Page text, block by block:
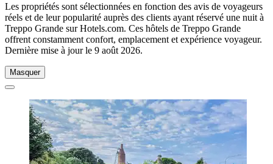
Les propriétés sont sélectionnées en fonction des avis de voyageurs
réels et de leur popularité auprès des clients ayant réservé une nuit à
Treppo Grande sur Hotels.com. Ces hôtels de Treppo Grande
offrent constamment confort, emplacement et expérience voyageur.
Dernière mise à jour le 9 août 2026.
Masquer